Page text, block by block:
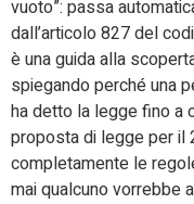
vuoto”: passa
dall’articolo 827 del
è una guida alla
spiegando perché una
ha detto la legge fino a
proposta di legge per il
completamente le
mai qualcuno vorrebbe